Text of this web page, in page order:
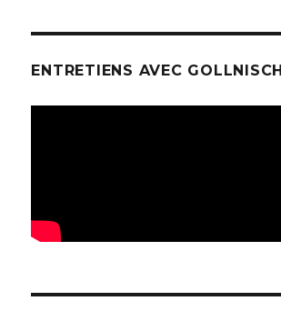
ENTRETIENS AVEC GOLLNISCH